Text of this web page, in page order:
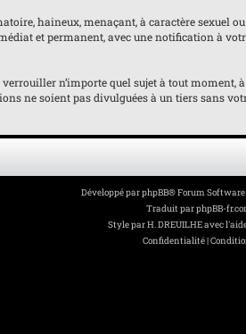
haineux, menaçant, à caractère sexuel
et permanent, avec une notification à
n’importe quel sujet à tout
ne soient pas divulguées à un tiers sans
Développé parphpBB® Forum
Traduit parphpBB-
Style parH. DREUILHE avec
Confidentialité|